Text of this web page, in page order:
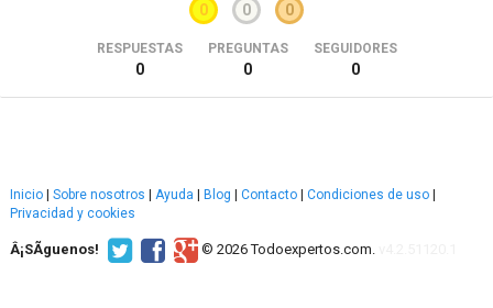
0 0 0
RESPUESTAS
0
PREGUNTAS
0
SEGUIDORES
0
Inicio Sobre nosotros Ayuda Blog Contacto Condiciones de uso
Privacidad y cookies
Â¡SÃ­guenos! © 2026 Todoexpertos.com.